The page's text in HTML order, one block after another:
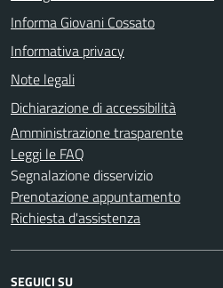
Informa Giovani Cossato
Informativa privacy
Note legali
Dichiarazione di accessibilità
Amministrazione trasparente
Leggi le FAQ
Segnalazione disservizio
Prenotazione appuntamento
Richiesta d'assistenza
SEGUICI SU